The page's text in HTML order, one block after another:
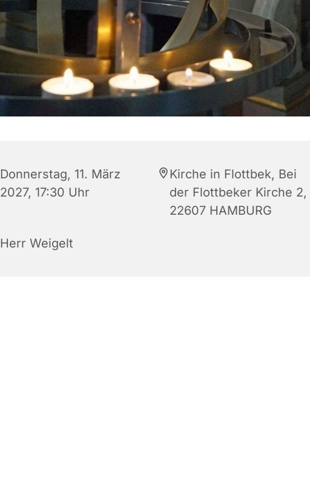
Donnerstag, 11. März
2027, 17:30 Uhr
Kirche in Flottbek, Bei
der Flottbeker Kirche 2,
22607 HAMBURG
Herr Weigelt